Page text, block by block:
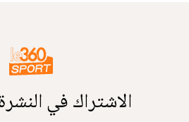
الاشتراك في